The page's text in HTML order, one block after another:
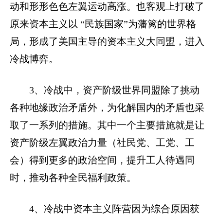
动和形形色色左翼运动高涨。也客观上打破了
原来资本主义以 “民族国家”为藩篱的世界格
局，形成了美国主导的资本主义大同盟，进入
冷战博弈。
3、冷战中，资产阶级世界同盟除了挑动
各种地缘政治矛盾外，为化解国内的矛盾也采
取了一系列的措施。其中一个主要措施就是让
资产阶级左翼政治力量（社民党、工党、工
会）得到更多的政治空间，提升工人待遇同
时，推动各种全民福利政策。
4、冷战中资本主义阵营因为综合原因获